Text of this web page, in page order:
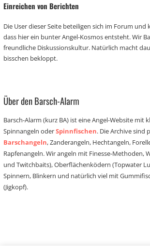
Einreichen von Berichten
Die User dieser Seite beteiligen sich im Forum
dass hier ein bunter Angel-Kosmos entsteht. Wir
freundliche Diskussionskultur. Natürlich macht
bisschen bekloppt.
Über den Barsch-Alarm
Barsch-Alarm (kurz BA) ist eine Angel-Website mit
Spinnangeln oderSpinnfischen. Die Archive sind
Barschangeln, Zanderangeln, Hechtangeln,
Rapfenangeln. Wir angeln mit Finesse-Methoden,
und Twitchbaits), Oberflächenködern (Topwater
Spinnern, Blinkern und natürlich viel mit
(Jigkopf).